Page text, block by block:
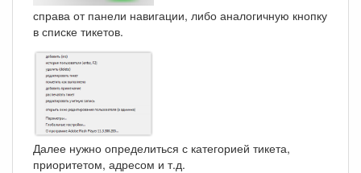
справа от панели навигации, либо аналогичную кнопку
в списке тикетов.
Далее нужно определиться с категорией тикета,
приоритетом, адресом и т.д.